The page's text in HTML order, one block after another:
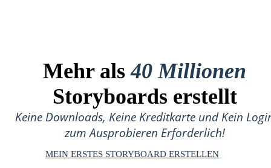
Mehr als40 Millionen
Storyboards erstellt
Keine Downloads, Keine Kreditkarte und Kein
zum Ausprobieren Erforderlich!
MEIN ERSTES STORYBOARD ERSTELLEN